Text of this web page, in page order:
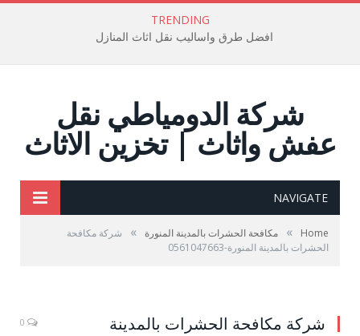
TRENDING
افضل طرق واساليب نقل اثاث المنازل
شركة الدومياطي نقل
عفش واثاث | تخزين الاثاث
NAVIGATE
Home
» مكافحة الحشرات بالمدينة المنورة »
شركة مكافحة
الحشرات بالمدينة المنورة-0561047663
شركة مكافحة الحشرات بالمدينة